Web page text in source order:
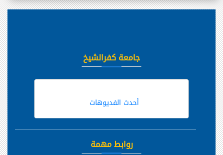
جامعة كفرالشيخ
أحدث الفديوهات
روابط مهمة